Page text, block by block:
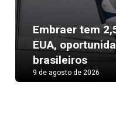
Embraer tem
EUA,
brasileiros
9 de agosto de 2026